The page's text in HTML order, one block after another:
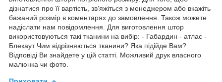
дізнатися про її вартість, зв'яжіться з менеджером або вкажіть
бажаний розмір в коментарях до замовлення. Також можете
надіслати нам повідомлення. Для виготовлення штор
використовуються такі тканини на вибір: - Габардин - атлас -
Блекаут Чим відрізняються тканини? Яка підійде Вам?
Відповіді Ви знайдете у цій статті. Можливий друк власного
малюнка чи фото.